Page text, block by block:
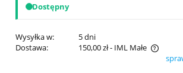
Dostępny
Wysyłka w:
5 dni
Dostawa:
150,00 zł- IML Małe
Cena nie zawiera ewentualnych kosztów